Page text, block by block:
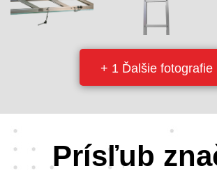
+ 1 Ďalšie fotografie
Prísľub